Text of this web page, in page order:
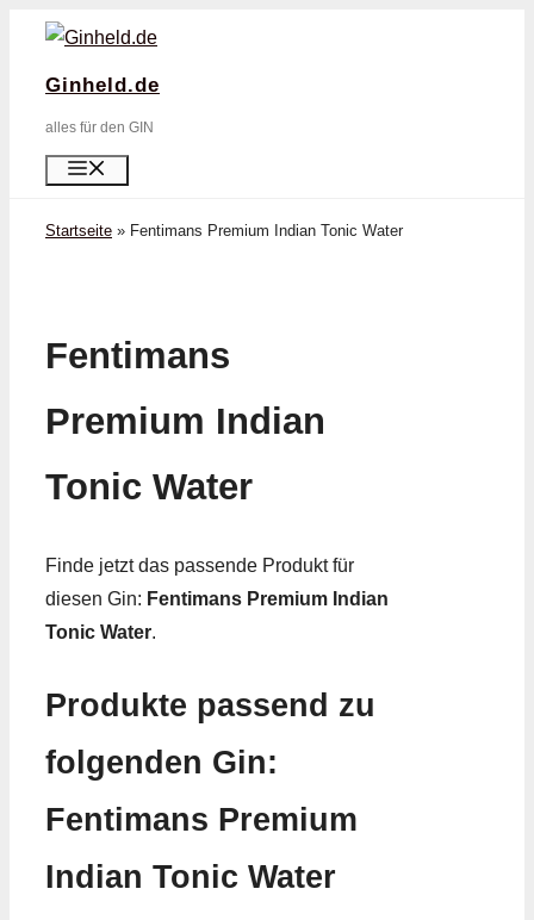
Zum
springen
Ginheld.de
alles für den GIN
Startseite » Fentimans Premium Indian Tonic Water
Fentimans
Premium Indian
Tonic Water
Finde jetzt das passende Produkt für
diesen Gin: Fentimans Premium Indian
Tonic Water.
Produkte passend zu
folgenden Gin:
Fentimans Premium
Indian Tonic Water